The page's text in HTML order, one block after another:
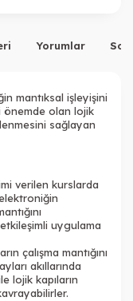
Yorumlar
mantıksal işleyişini
önemde olan lojik
sağlayan
verilen kurslarda
uygulama
çalışma mantığını
akıllarında
lojik kapıların